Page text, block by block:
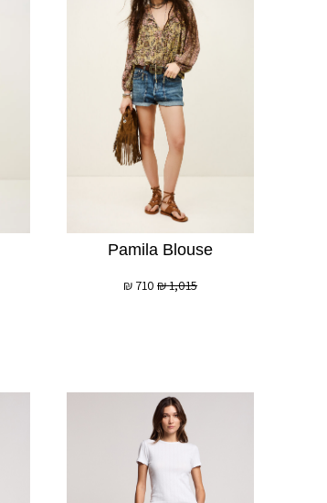
Pamila Blouse
1,015
₪
710
₪